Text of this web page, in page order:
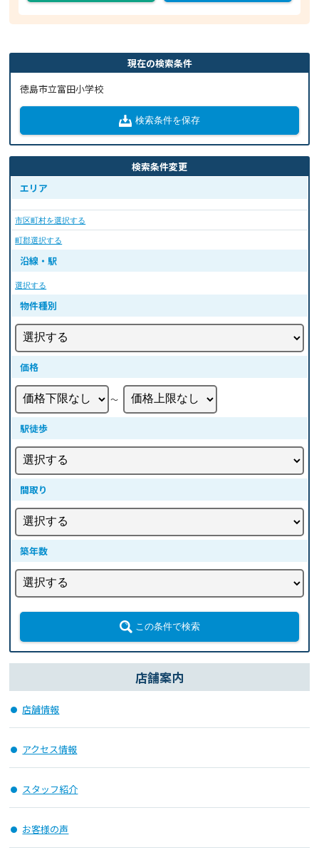
現在の検索条件
徳島市立富田小学校
検索条件を保存
検索条件変更
エリア
市区町村を選択する
町郡選択する
沿線・駅
選択する
物件種別
価格
〜
駅徒歩
間取り
築年数
この条件で検索
店舗案内
店舗情報
アクセス情報
スタッフ紹介
お客様の声